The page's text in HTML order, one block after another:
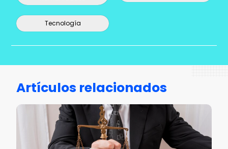
Tecnología
Artículos relacionados